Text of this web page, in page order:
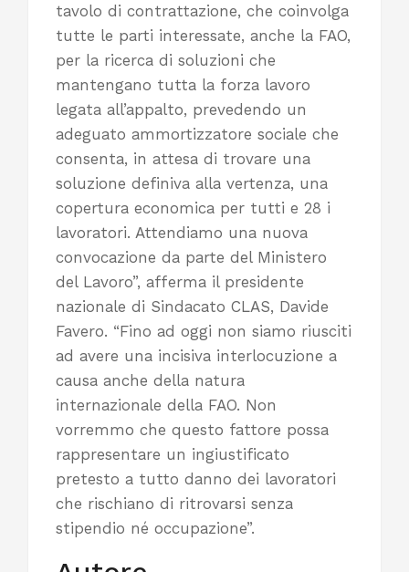
tavolo di contrattazione, che coinvolga
tutte le parti interessate, anche la FAO,
per la ricerca di soluzioni che
mantengano tutta la forza lavoro
legata all’appalto, prevedendo un
adeguato ammortizzatore sociale che
consenta, in attesa di trovare una
soluzione definiva alla vertenza, una
copertura economica per tutti e 28 i
lavoratori. Attendiamo una nuova
convocazione da parte del Ministero
del Lavoro”, afferma il presidente
nazionale di Sindacato CLAS, Davide
Favero. “Fino ad oggi non siamo riusciti
ad avere una incisiva interlocuzione a
causa anche della natura
internazionale della FAO. Non
vorremmo che questo fattore possa
rappresentare un ingiustificato
pretesto a tutto danno dei lavoratori
che rischiano di ritrovarsi senza
stipendio né occupazione”.